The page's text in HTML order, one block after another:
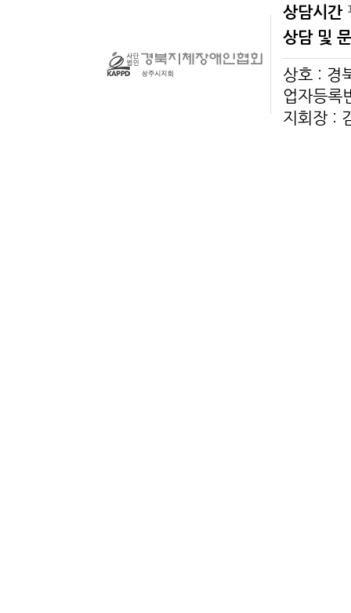
상담시간
상담 및
상호 : 경
업자등
지회장 :